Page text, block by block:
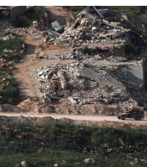
Sport
PODCAST
NEWSLETTER
I MIEI PREFERITI